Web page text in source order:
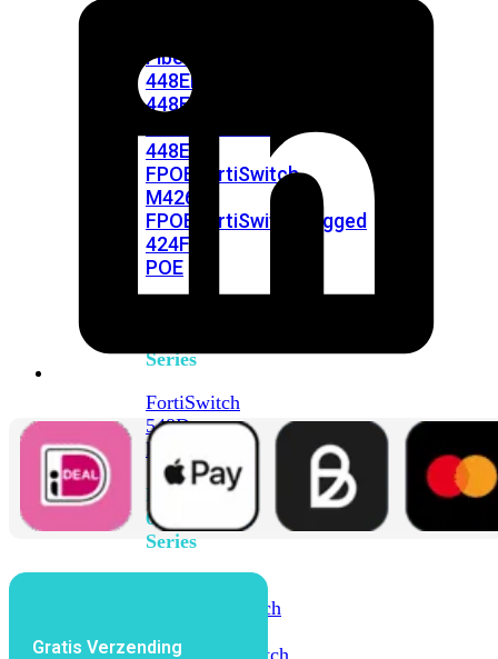
Fiber
448EFortiSwitch
448E-
448E-
FPOE
FortiSwitch
M426E-
FPOE
FortiSwitchRugged
424F-
POE
Series
FortiSwitch
548D-
FPOE
FortiSwitch
600
Series
FortiSwitch
FPOE
FortiSwitch
Gratis Verzending